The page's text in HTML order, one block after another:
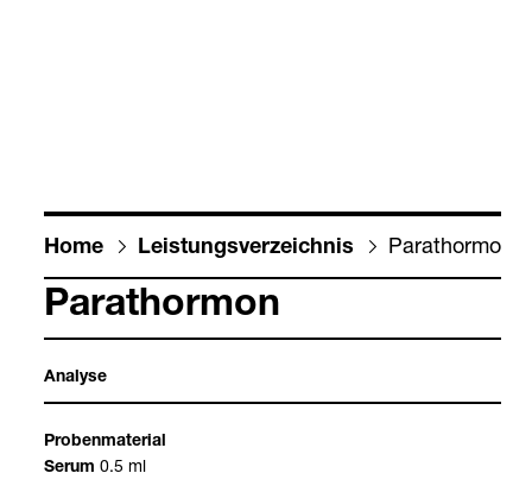
Home Leis­tungs­ver­zeich­nis Para­thor­mon
Para­thor­mon
Ana­lyse
Pro­ben­ma­te­rial
Serum 0.5 ml